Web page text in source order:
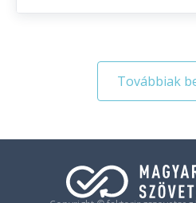
Továbbiak